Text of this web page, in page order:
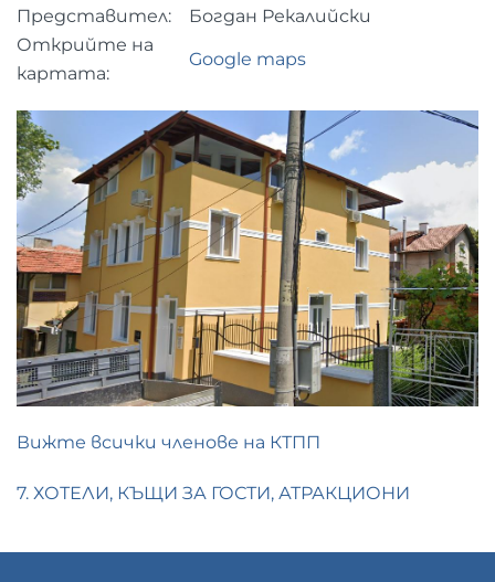
Представител:
Богдан Рекалийски
Открийте на
картата:
Google maps
Вижте всички членове на КТПП
7. ХОТЕЛИ, КЪЩИ ЗА ГОСТИ, АТРАКЦИОНИ